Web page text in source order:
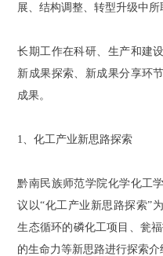
展、结构调整、转型升级中所
长期工作在科研、生产和建
新成果探索、新成果分享环
成果。
1、化工产业新思路探索
黔南民族师范学院化学化工
议以“化工产业新思路探索”
生态循环的磷化工项目、瓮
的生命力等新思路进行探索